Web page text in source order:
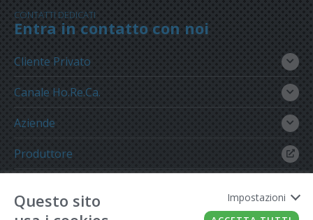
CONTATTI DEDICATI
Entra in contatto con noi
Cliente Privato
Canale Ho.Re.Ca.
Aziende
Produttore
Questo sito
Impostazioni